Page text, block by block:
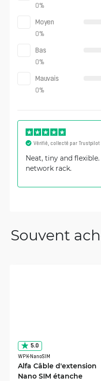
0%
Moyen
0%
Bas
0%
Mauvais
0%
Vérifié, collecté par Trustpilot
Neat, tiny and
network rack.
Souvent
5.0
WPK-NanoSIM
Alfa Câble d'extension
Nano SIM étanche